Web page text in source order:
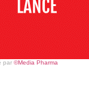
par©Media Pharma